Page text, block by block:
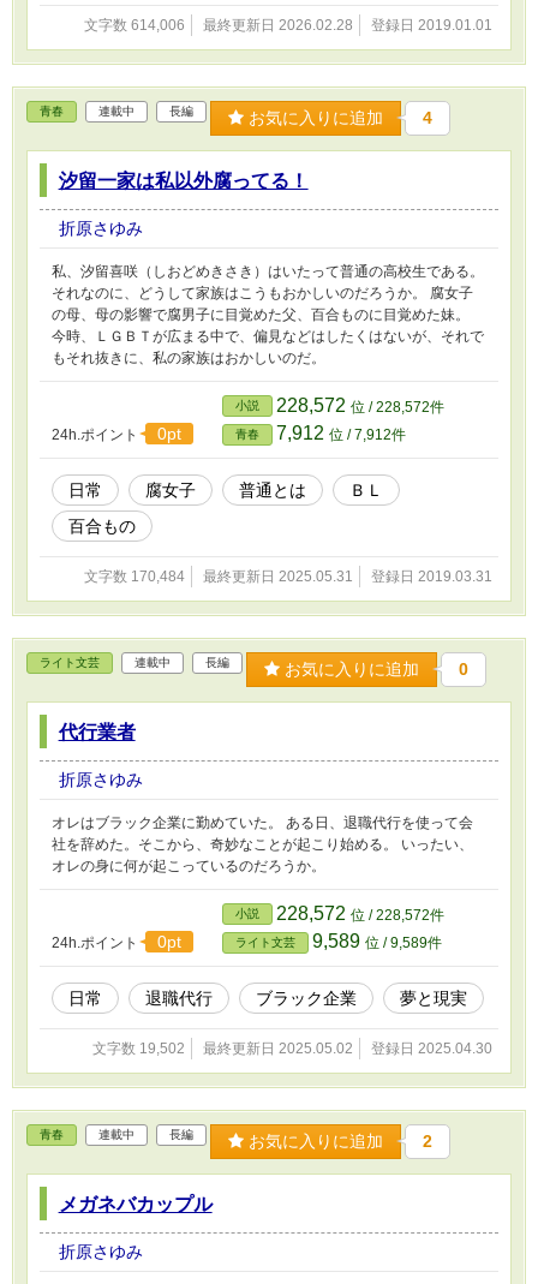
文字数 614,006 最終更新日 2026.02.28 登録日 2019.01.01
青春 連載中 長編 お気に入りに追加 4
汐留一家は私以外腐ってる！
折原さゆみ
私、汐留喜咲（しおどめきさき）はいたって普通の高校生である。
それなのに、どうして家族はこうもおかしいのだろうか。 腐女子
の母、母の影響で腐男子に目覚めた父、百合ものに目覚めた妹。
今時、ＬＧＢＴが広まる中で、偏見などはしたくはないが、それで
もそれ抜きに、私の家族はおかしいのだ。
24h.ポイント 0pt
小説 228,572 位 / 228,572件
青春 7,912 位 / 7,912件
日常 腐女子 普通とは
ＢＬ
百合もの
文字数 170,484 最終更新日 2025.05.31 登録日 2019.03.31
ライト文芸 連載中 長編 お気に入りに追加 0
代行業者
折原さゆみ
オレはブラック企業に勤めていた。 ある日、退職代行を使って会
社を辞めた。そこから、奇妙なことが起こり始める。 いったい、
オレの身に何が起こっているのだろうか。
24h.ポイント 0pt
小説 228,572 位 / 228,572件
ライト文芸 9,589 位 / 9,589件
日常 退職代行 ブラック企業 夢と現実
文字数 19,502 最終更新日 2025.05.02 登録日 2025.04.30
青春 連載中 長編 お気に入りに追加 2
メガネバカップル
折原さゆみ